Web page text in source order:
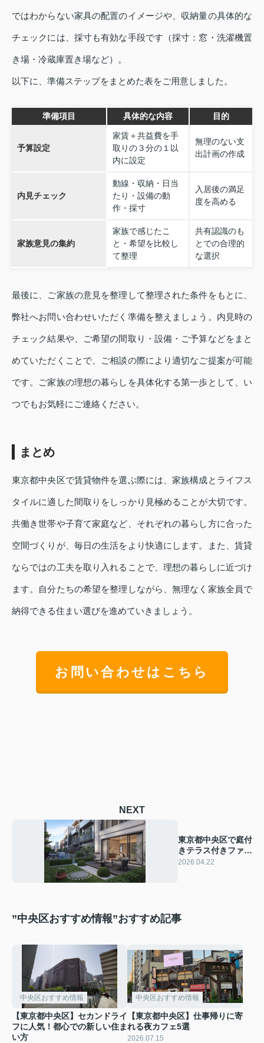
ではわからない家具の配置のイメージや、収納量の具体的な
チェックには、採寸も有効な手段です（採寸：窓・洗濯機置
き場・冷蔵庫置き場など）。
以下に、準備ステップをまとめた表をご用意しました。
準備項目 具体的な内容 目的
予算設定
家賃＋共益費を手
取りの３分の１以
内に設定
無理のない支
出計画の作成
内見チェック
動線・収納・日当
たり・設備の動
作・採寸
入居後の満足
度を高める
家族意見の集約
家族で感じたこ
と・希望を比較し
て整理
共有認識のも
とでの合理的
な選択
最後に、ご家族の意見を整理して整理された条件をもとに、
弊社へお問い合わせいただく準備を整えましょう。内見時の
チェック結果や、ご希望の間取り・設備・ご予算などをまと
めていただくことで、ご相談の際により適切なご提案が可能
です。ご家族の理想の暮らしを具体化する第一歩として、い
つでもお気軽にご連絡ください。
まとめ
東京都中央区で賃貸物件を選ぶ際には、家族構成とライフス
タイルに適した間取りをしっかり見極めることが大切です。
共働き世帯や子育て家庭など、それぞれの暮らし方に合った
空間づくりが、毎日の生活をより快適にします。また、賃貸
ならではの工夫を取り入れることで、理想の暮らしに近づけ
ます。自分たちの希望を整理しながら、無理なく家族全員で
納得できる住まい選びを進めていきましょう。
お問い合わせはこちら
NEXT
東京都中央区で庭付
きテラス付きファミ
リー賃貸を探すコツ
2026.04.22
”中央区おすすめ情報”おすすめ記事
中央区おすすめ情報
【東京都中央区】セカンドライ
フに人気！都心での新しい住ま
い方
中央区おすすめ情報
【東京都中央区】仕事帰りに寄
れる夜カフェ5選
2026.07.15